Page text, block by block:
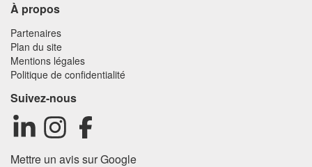
À propos
Partenaires
Plan du site
Mentions légales
Politique de confidentialité
Suivez-nous
Mettre un avis sur Google